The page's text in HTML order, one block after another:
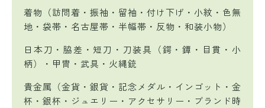
着物（訪問着・振袖・留袖・付け下げ・小紋・色無
地・袋帯・名古屋帯・半幅帯・反物・和装小物）
日本刀・脇差・短刀・刀装具（鍔・鐔・目貫・小
柄）・甲冑・武具・火縄銃
貴金属（金貨・銀貨・記念メダル・インゴット・金
杯・銀杯・ジュエリー・アクセサリー・ブランド時